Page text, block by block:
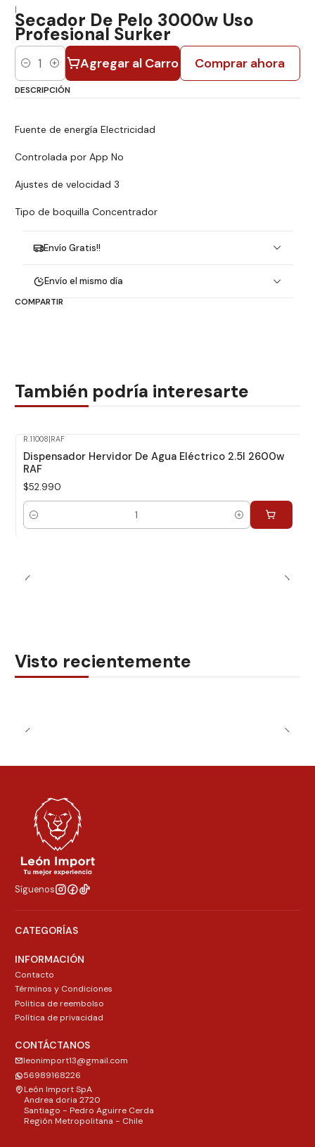
|Secador De Pelo 3000w Uso
Profesional Surker
Cantidad Agregar al Carro Comprar ahora
DESCRIPCIÓN
Fuente de energía Electricidad
Controlada por App No
Ajustes de velocidad 3
Tipo de boquilla Concentrador
Envío Gratis!!
Envío el mismo día
COMPARTIR
También podría interesarte
R.11008|RAF
Dispensador Hervidor De Agua Eléctrico 2.5l 2600w
RAF
$52.990
Cantidad
Visto recientemente
Síguenos
CATEGORÍAS
INFORMACIÓN
Contacto
Términos y Condiciones
Politica de reembolso
Política de privacidad
CONTÁCTANOS
leonimport13@gmail.com
56989168226
León Import SpA
Andrea doria 2720
Santiago - Pedro Aguirre Cerda
Región Metropolitana - Chile